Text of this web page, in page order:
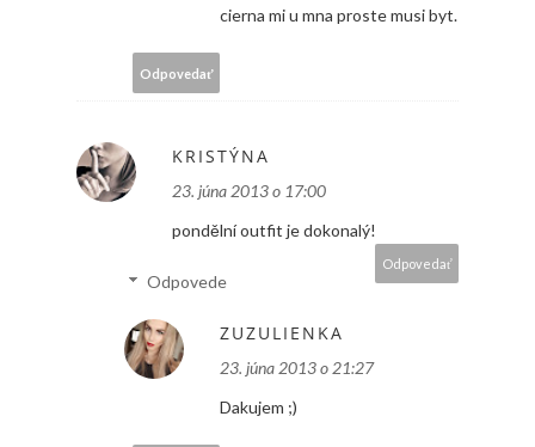
cierna mi u mna proste musi byt.
Odpovedať
KRISTÝNA
23. júna 2013 o 17:00
pondělní outfit je dokonalý!
Odpovedať
Odpovede
ZUZULIENKA
23. júna 2013 o 21:27
Dakujem ;)